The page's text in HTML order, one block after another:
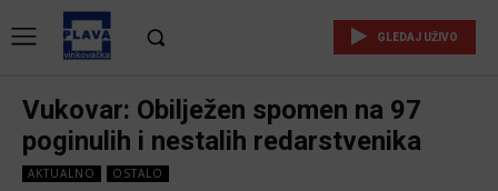
GLEDAJ UŽIVO
Vukovar: Obilježen spomen na 97
poginulih i nestalih redarstvenika
AKTUALNO OSTALO